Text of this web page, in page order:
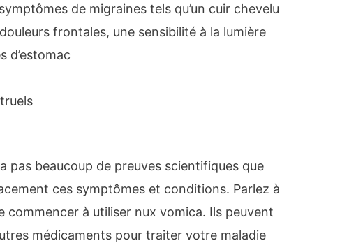
de migraines tels qu’un cuir chevelu
frontales, une sensibilité à la lumière
d’estomac
a pas beaucoup de preuves scientifiques que
ces symptômes et conditions. Parlez à
commencer à utiliser nux vomica. Ils peuvent
médicaments pour traiter votre maladie